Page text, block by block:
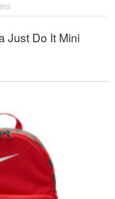
Just Do It Mini